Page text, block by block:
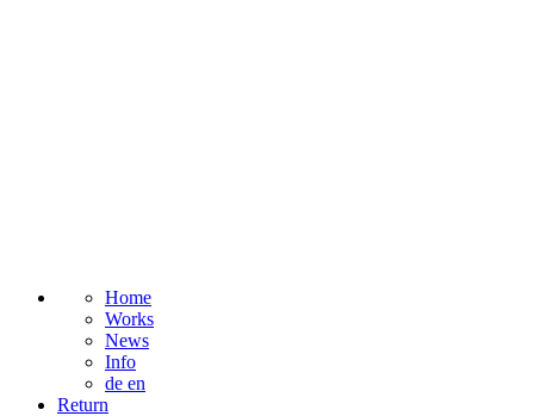
Home
Works
News
Info
de en
Return